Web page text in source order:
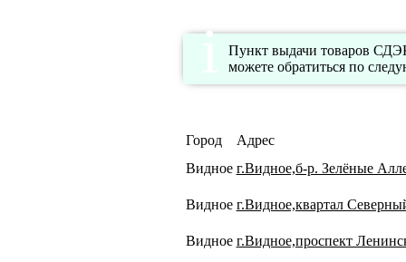
Пункт выдачи товаров
можете обратиться по
Город
Адрес
Видное г.Видное,б-р. Зелёные
Видное г.Видное,квартал
Видное г.Видное,проспект